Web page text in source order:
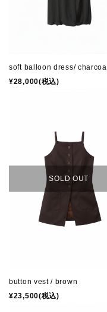
soft balloon dress/ charcoal
¥28,000(税込)
SOLD OUT
button vest / brown
¥23,500(税込)